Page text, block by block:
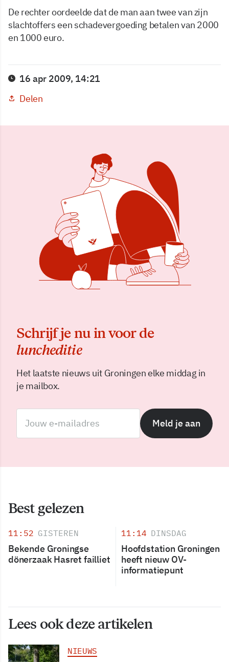
De rechter oordeelde dat de man aan twee van zijn
slachtoffers een schadevergoeding betalen van 2000
en 1000 euro.
16 apr 2009, 14:21
Delen
Schrijf je nu in voor de
luncheditie
Het laatste nieuws uit Groningen elke middag in
je mailbox.
Meld je aan
Best gelezen
11:52 GISTEREN
Bekende Groningse
dönerzaak Hasret failliet
11:14 DINSDAG
Hoofdstation Groningen
heeft nieuw OV-
informatiepunt
Lees ook deze artikelen
NIEUWS